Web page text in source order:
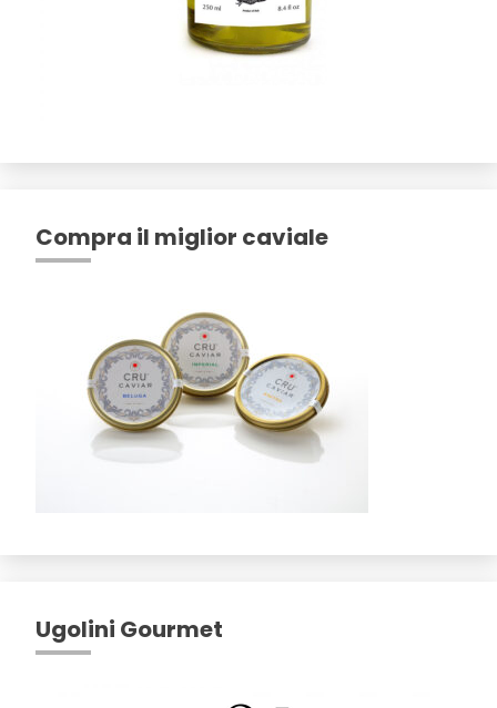
Compra il miglior caviale
Ugolini Gourmet